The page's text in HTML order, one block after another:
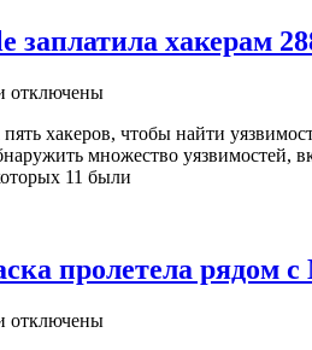
заплатила хакерам
отключены
хакеров, чтобы найти
множество
11 были
пролетела рядом
отключены